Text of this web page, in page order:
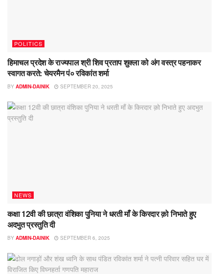
POLITICS
हिमाचल प्रदेश के राज्यपाल श्री शिव प्रताप शुक्ला को अंग वस्त्र पहनाकर
स्वागत करते: चेयरमैन पं० रविकांत शर्मा
BY ADMIN-DAINIK SEPTEMBER 20, 2025
NEWS
कक्षा 12वी की छात्रा वंशिका पुनिया ने धरती माँ के किरदार क़ो निभाते हुए
अदभुत प्रस्तुति दी
BY ADMIN-DAINIK SEPTEMBER 6, 2025